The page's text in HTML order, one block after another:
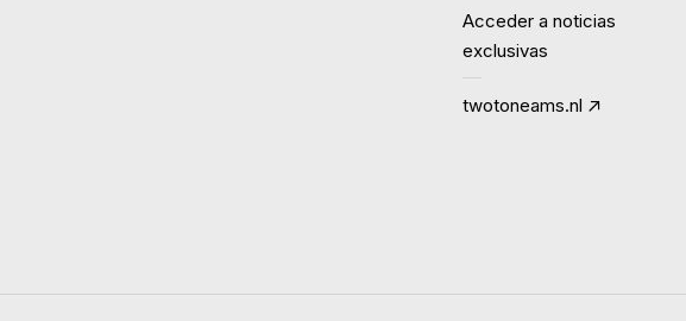
Acceder a noticias
exclusivas
twotoneams.nl